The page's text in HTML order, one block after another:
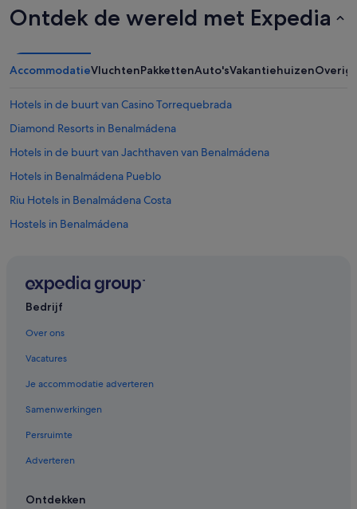
Ontdek de wereld met Expedia
AccommodatieVluchtenPakkettenAuto'sVakantiehuizenOverig
Hotels in de buurt van Casino Torrequebrada
Diamond Resorts in Benalmádena
Hotels in de buurt van Jachthaven van Benalmádena
Hotels in Benalmádena Pueblo
Riu Hotels in Benalmádena Costa
Hostels in Benalmádena
Hotels met 5 sterren in Benalmádena
Hotels met waterpark in Benalmádena
Spa in Benalmádena
Hilton Hotels in Benalmádena
Hotels met 5 sterren in Benalmádena Pueblo
Bedrijf
Over ons
Vacatures
Je accommodatie adverteren
Samenwerkingen
Persruimte
Adverteren
Ontdekken